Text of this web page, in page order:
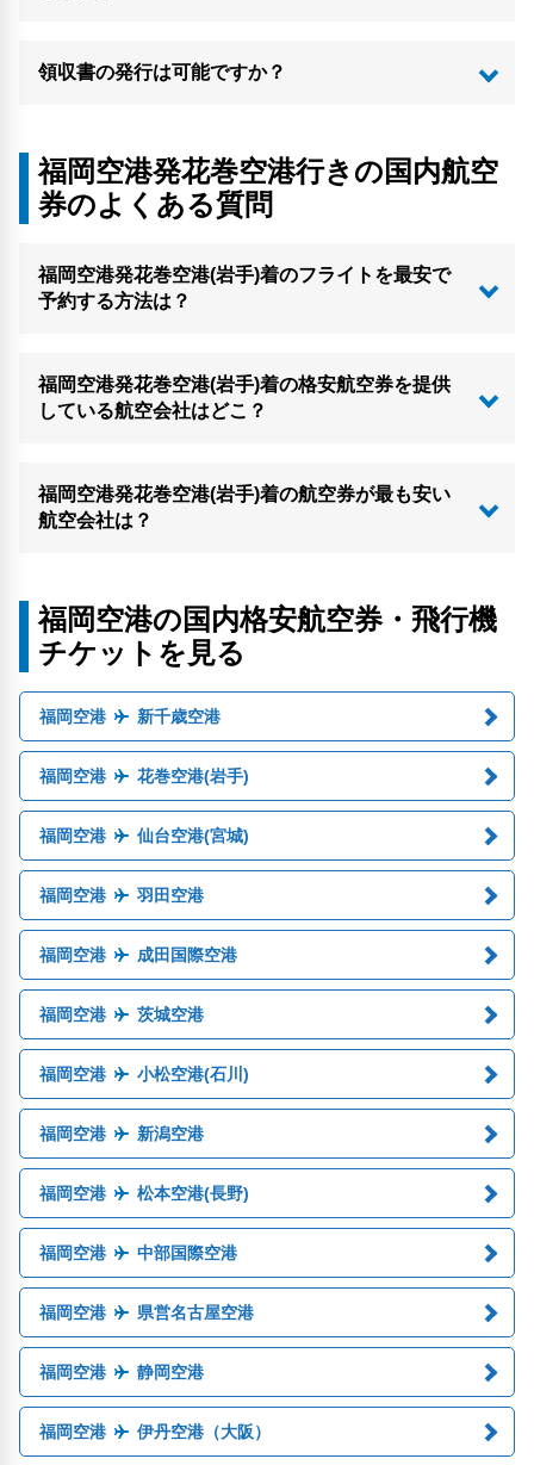
領収書の発行は可能ですか？
福岡空港発花巻空港行きの国内航空
券のよくある質問
福岡空港発花巻空港(岩手)着のフライトを最安で
予約する方法は？
福岡空港発花巻空港(岩手)着の格安航空券を提供
している航空会社はどこ？
福岡空港発花巻空港(岩手)着の航空券が最も安い
航空会社は？
福岡空港の国内格安航空券・飛行機
チケットを見る
福岡空港 新千歳空港
福岡空港 花巻空港(岩手)
福岡空港 仙台空港(宮城)
福岡空港 羽田空港
福岡空港 成田国際空港
福岡空港 茨城空港
福岡空港 小松空港(石川)
福岡空港 新潟空港
福岡空港 松本空港(長野)
福岡空港 中部国際空港
福岡空港 県営名古屋空港
福岡空港 静岡空港
福岡空港 伊丹空港（大阪）